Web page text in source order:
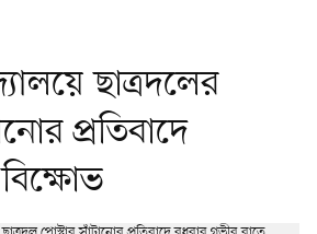
ছাত্রদলের
প্রতিবাদে
বিক্ষোভ